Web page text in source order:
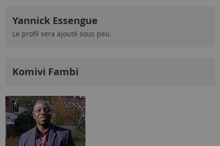
Yannick Essengue
Le profil sera ajouté sous peu.
Komivi Fambi